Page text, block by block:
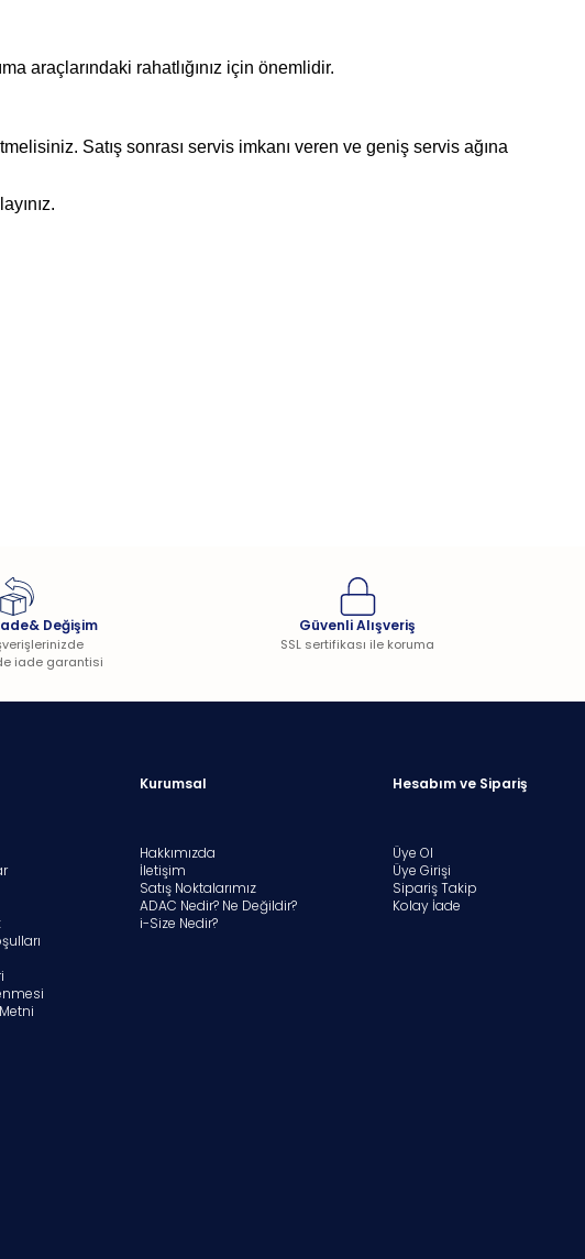
araçlarındaki rahatlığınız için önemlidir.
Satış sonrası servis imkanı veren ve geniş servis ağına
.
Değişim
iade garantisi
Güvenli Alışveriş
SSL sertifikası ile koruma
Kurumsal
Hakkımızda
İletişim
Satış Noktalarımız
ADAC Nedir? Ne Değildir?
i-Size Nedir?
Hesabım ve Sipariş
Üye Ol
Üye Girişi
Sipariş Takip
Kolay İade